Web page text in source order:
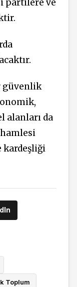
partilere ve
güvenlik
alanları da
Toplum